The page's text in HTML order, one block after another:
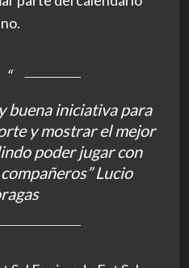
buena iniciativa para
y mostrar el mejor
poder jugar con
Lucio